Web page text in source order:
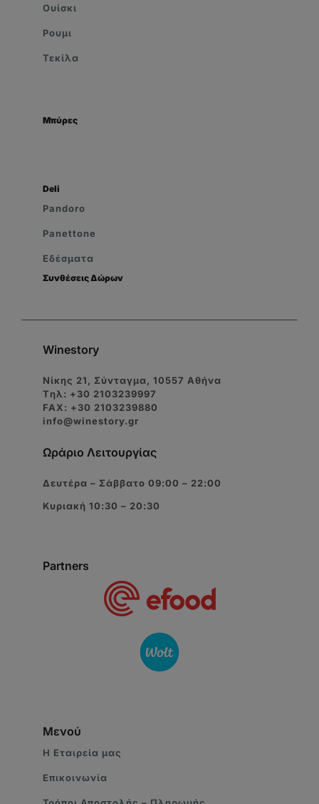
Ουίσκι
Ρουμι
Τεκίλα
Μπύρες
Deli
Pandoro
Panettone
Εδέσματα
Συνθέσεις Δώρων
Winestory
Νίκης 21, Σύνταγμα, 10557 Αθήνα
Tηλ: +30 2103239997
FAX: +30 2103239880
info@winestory.gr
Ωράριο Λειτουργίας
Δευτέρα – Σάββατο 09:00 – 22:00
Κυριακή 10:30 – 20:30
Partners
Μενού
Η Eταιρεία μας
Επικοινωνία